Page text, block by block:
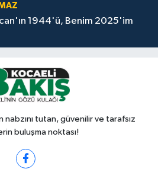
1944'ü, Benim 2025'im
nabzını tutan, güvenilir ve tarafsız
buluşma noktası!